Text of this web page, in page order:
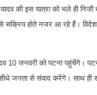
की इस यात्रा को भले ही निजी
से सक्रिय होते नजर आ रहे हैं।
10 जनवरी को पटना पहुंचेंगे।
जनता से संवाद करेंगे। साथ